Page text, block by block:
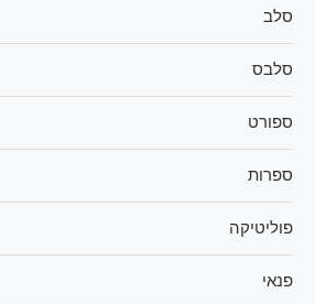
סלב
סלבס
ספורט
ספרות
פוליטיקה
פנאי